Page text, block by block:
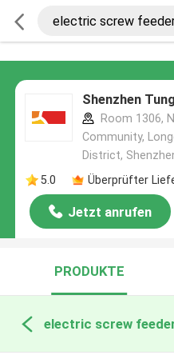
Shenzhen
Room 1306,
Community,
District,
5.0
Überprüfter
Jetzt anrufen
PRODUKTE